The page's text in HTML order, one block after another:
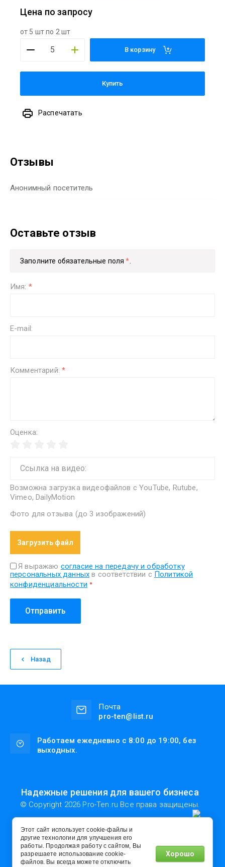
Цена по запросу
от 5 шт по 2 шт
В корзину
Купить
Распечатать
Отзывы
Анонимный посетитель
Оставьте отзыв
Заполните обязательные поля*
Имя: *
E-mail:
Комментарий:*
Оценка:
Возможна загрузка видеофайлов с YouTube, Rutube,
Vimeo, DailyMotion
Фото для отзыва (до 3 изображений)
Загрузить файл
Я выражаю согласие на передачу и обработку
персональных данных в соответствии с Политикой
конфиденциальности
Отправить
Назад
Почта
pro-ten@list.ru
Работаем ежедневно с 8:00 до 19:00, без
выходных.
Надежные решения для вашего бизнеса
© Copyright 2026 Pro-Ten.ru Все права защищены.
Полное или частичное копирование материалов разрешено
только с согласия владельца сайта
Этот сайт использует cookie-файлы и
другие технологии для улучшения его
работы. Продолжая работу с сайтом, Вы
разрешаете использование cookie-
файлов. Вы всегда можете отключить
Хорошо